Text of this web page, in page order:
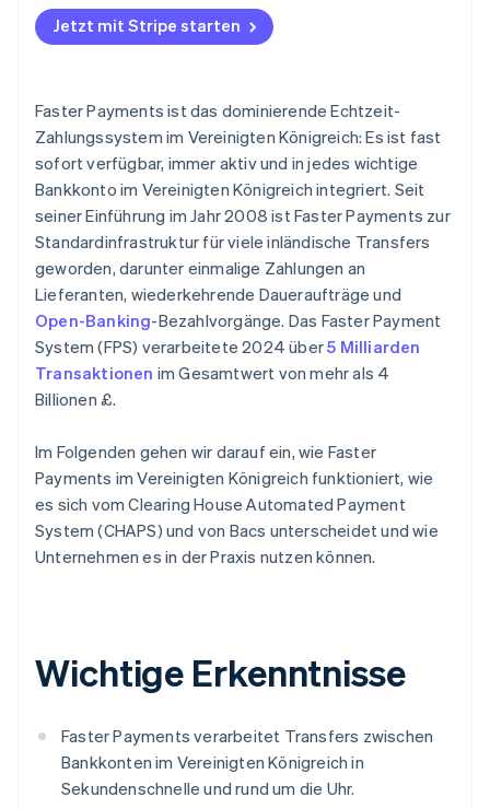
Jetzt mit Stripe starten
Faster Payments ist das dominierende Echtzeit-
Zahlungssystem im Vereinigten Königreich: Es ist fast
sofort verfügbar, immer aktiv und in jedes wichtige
Bankkonto im Vereinigten Königreich integriert. Seit
seiner Einführung im Jahr 2008 ist Faster Payments zur
Standardinfrastruktur für viele inländische Transfers
geworden, darunter einmalige Zahlungen an
Lieferanten, wiederkehrende Daueraufträge und
Open-Banking-Bezahlvorgänge. Das Faster Payment
System (FPS) verarbeitete 2024 über5 Milliarden
Transaktionen im Gesamtwert von mehr als 4
Billionen £.
Im Folgenden gehen wir darauf ein, wie Faster
Payments im Vereinigten Königreich funktioniert, wie
es sich vom Clearing House Automated Payment
System (CHAPS) und von Bacs unterscheidet und wie
Unternehmen es in der Praxis nutzen können.
Wichtige Erkenntnisse
Faster Payments verarbeitet Transfers zwischen
Bankkonten im Vereinigten Königreich in
Sekundenschnelle und rund um die Uhr.